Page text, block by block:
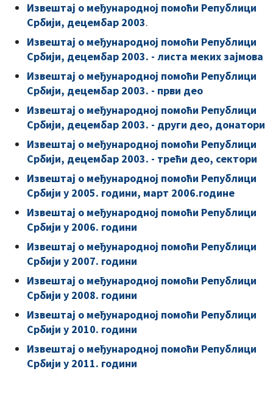
Извештај о међународној помоћи Републици
Србији, децембар 2003.
Извештај о међународној помоћи Републици
Србији, децембар 2003. - листа меких зајмова
Извештај о међународној помоћи Републици
Србији, децембар 2003. - први део
Извештај о међународној помоћи Републици
Србији, децембар 2003. - други део, донатори
Извештај о међународној помоћи Републици
Србији, децембар 2003. - трећи део, сектори
Извештај о међународној помоћи Републици
Србији у 2005. години, март 2006.године
Извештај о међународној помоћи Републици
Србији у 2006. години
Извештај о међународној помоћи Републици
Србији у 2007. години
Извештај о међународној помоћи Републици
Србији у 2008. години
Извештај о међународној помоћи Републици
Србији у 2010. години
Извештај о међународној помоћи Републици
Србији у 2011. години